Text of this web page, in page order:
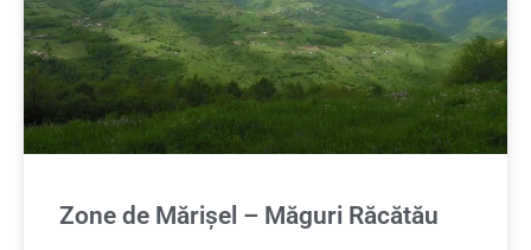
Zone de Mărișel – Măguri Răcătău